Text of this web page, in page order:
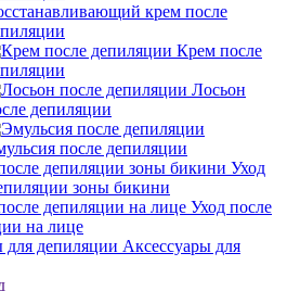
крем после
Крем после
Лосьон
депиляции
после депиляции
Уход
зоны бикини
Уход после
на лице
Аксессуары для